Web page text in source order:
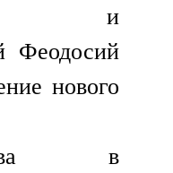
и
Феодосий
нового
в